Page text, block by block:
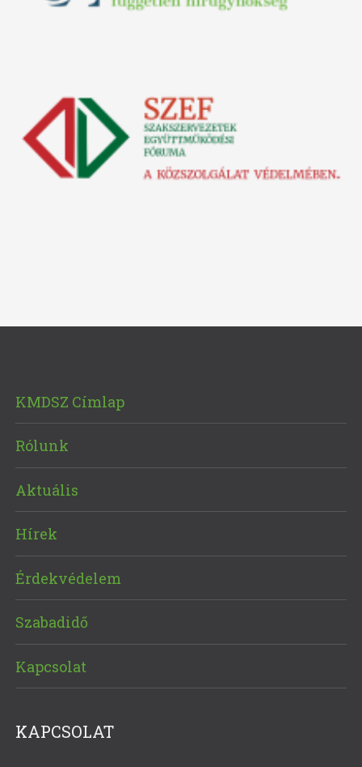
KMDSZ Címlap
Rólunk
Aktuális
Hírek
Érdekvédelem
Szabadidő
Kapcsolat
KAPCSOLAT